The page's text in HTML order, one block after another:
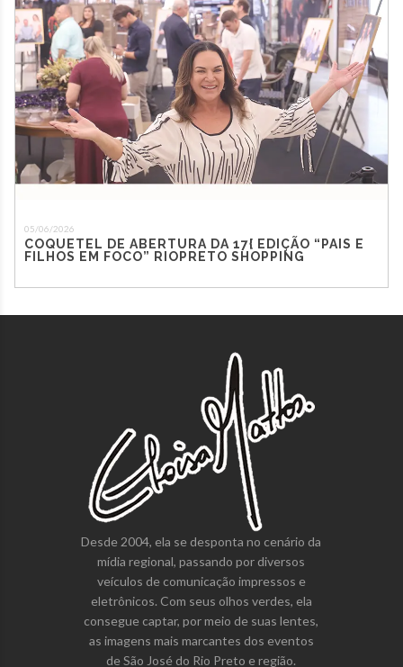
05/06/2026
COQUETEL DE ABERTURA DA 17{ EDIÇÃO “PAIS E
FILHOS EM FOCO” RIOPRETO SHOPPING
Desde 2004, ela se desponta no cenário da
mídia regional, passando por diversos
veículos de comunicação impressos e
eletrônicos. Com seus olhos verdes, ela
consegue captar, por meio de suas lentes,
as imagens mais marcantes dos eventos
de São José do Rio Preto e região.